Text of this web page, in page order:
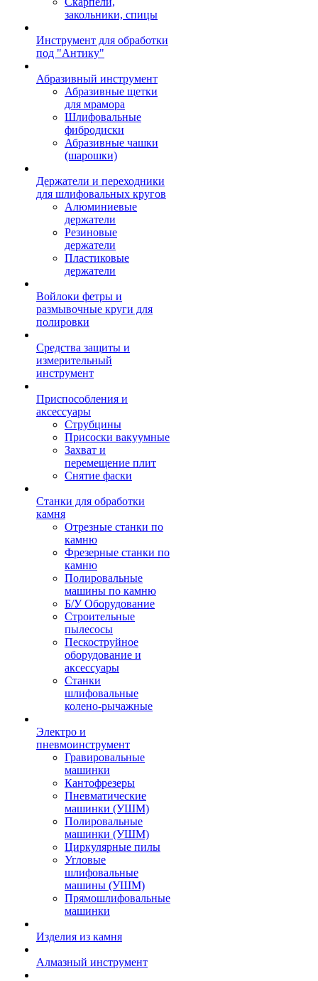
закольники, спицы
Инструмент для обработки
под "Антику"
Абразивный инструмент
Абразивные щетки
для мрамора
Шлифовальные
фибродиски
Абразивные чашки
(шарошки)
Держатели и переходники
для шлифовальных кругов
Алюминиевые
держатели
Резиновые
держатели
Пластиковые
держатели
Войлоки фетры и
размывочные круги для
полировки
Средства защиты и
измерительный
инструмент
Приспособления и
аксессуары
Струбцины
Присоски вакуумные
Захват и
перемещение плит
Снятие фаски
Станки для обработки
камня
Отрезные станки по
камню
Фрезерные станки по
камню
Полировальные
машины по камню
Б/У Оборудование
Строительные
пылесосы
Пескоструйное
оборудование и
аксессуары
Станки
шлифовальные
колено-рычажные
Электро и
пневмоинструмент
Гравировальные
машинки
Кантофрезеры
Пневматические
машинки (УШМ)
Полировальные
машинки (УШМ)
Циркулярные пилы
Угловые
шлифовальные
машины (УШМ)
Прямошлифовальные
машинки
Изделия из камня
Алмазный инструмент